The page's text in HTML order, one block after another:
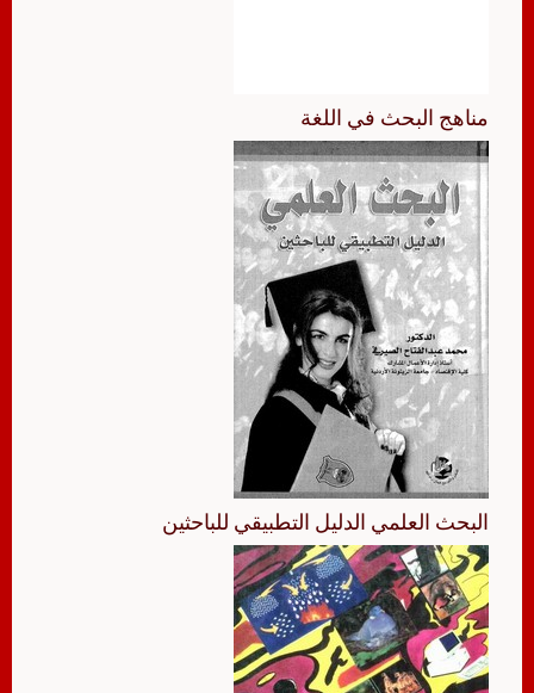
مناهج البحث في اللغة
البحث العلمي الدليل التطبيقي للباحثين